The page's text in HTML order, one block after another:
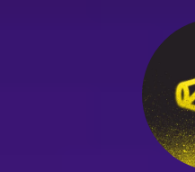
注意事項